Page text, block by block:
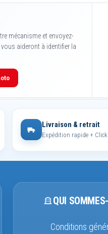
mécanisme et envoyez-
aideront à identifier la
Livraison & retrait
Expédition rapide +
QUI
Conditions